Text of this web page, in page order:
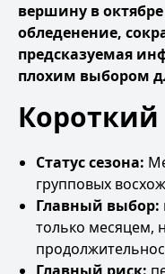
вершину в
обледенение,
предсказуемая
плохим выбором
Короткий
Статус сезона:
групповых
Главный выбор:
только месяцем,